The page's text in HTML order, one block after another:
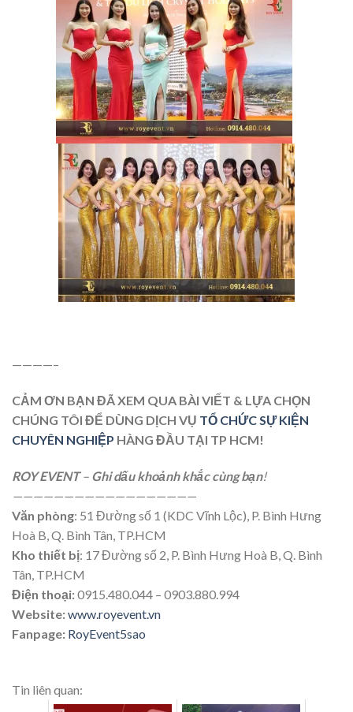
————–
CẢM ƠN BẠN ĐÃ XEM QUA BÀI VIẾT & LỰA CHỌN
CHÚNG TÔI ĐỂ DÙNG DỊCH VỤ TỔ CHỨC SỰ KIỆN
CHUYÊN NGHIỆP HÀNG ĐẦU TẠI TP HCM!
ROY EVENT– Ghi dấu khoảnh khắc cùng bạn!
——————————————————
Văn phòng: 51 Đường số 1 (KDC Vĩnh Lộc), P. Bình Hưng
Hoà B, Q. Bình Tân, TP.HCM
Kho thiết bị: 17 Đường số 2, P. Bình Hưng Hoà B, Q. Bình
Tân, TP.HCM
Điện thoại:0915.480.044 – 0903.880.994
Website:www.royevent.vn
Fanpage: RoyEvent5sao
Tin liên quan: